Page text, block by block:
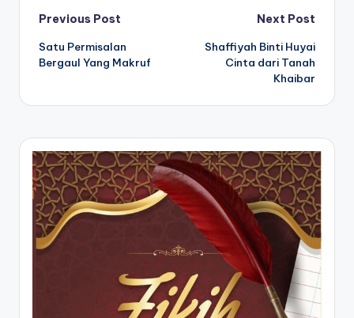
Post
navigation
Previous Post
Satu Permisalan
Bergaul Yang Makruf
Next Post
Shaffiyah Binti Huyai
Cinta dari Tanah
Khaibar